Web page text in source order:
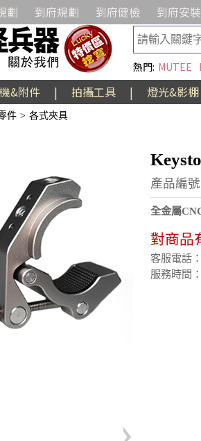
劃 到府規劃 到府健檢 到府安裝
熱門: MUTEE
&附件 | 拍攝工具 | 燈光&影棚
件 > 各式夾具
產品編
全金屬
對商品
客服電話
服務時間